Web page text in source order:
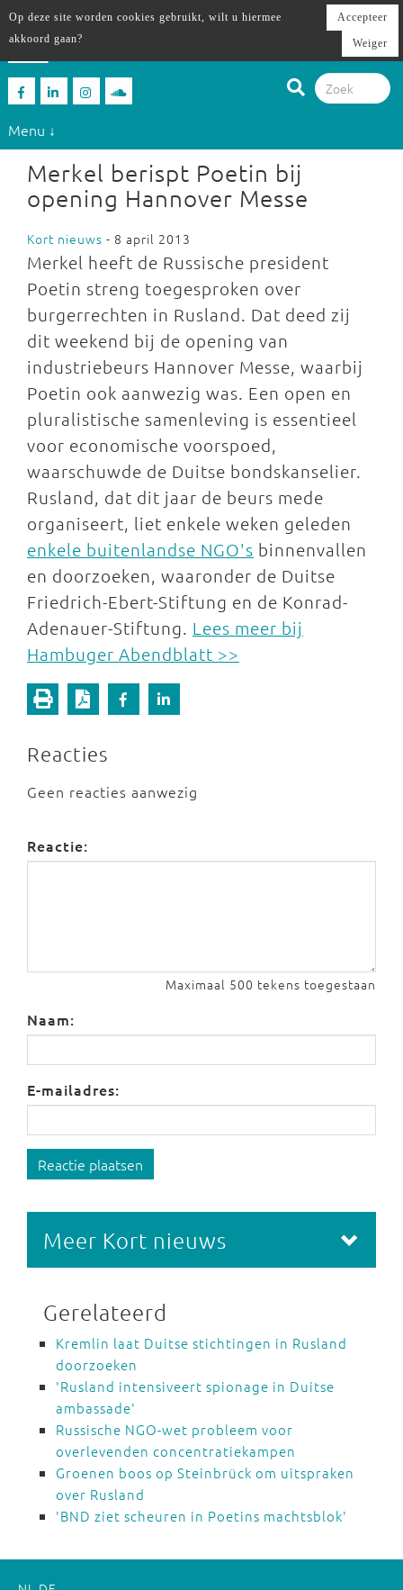
Menu ↓
Merkel berispt Poetin bij
opening Hannover Messe
Kort nieuws - 8 april 2013
Merkel heeft de Russische president
Poetin streng toegesproken over
burgerrechten in Rusland. Dat deed zij
dit weekend bij de opening van
industriebeurs Hannover Messe, waarbij
Poetin ook aanwezig was. Een open en
pluralistische samenleving is essentieel
voor economische voorspoed,
waarschuwde de Duitse bondskanselier.
Rusland, dat dit jaar de beurs mede
organiseert, liet enkele weken geleden
enkele buitenlandse NGO's binnenvallen
en doorzoeken, waaronder de Duitse
Friedrich-Ebert-Stiftung en de Konrad-
Adenauer-Stiftung. Lees meer bij
Hambuger Abendblatt >>
Reacties
Geen reacties aanwezig
Reactie:
Maximaal 500 tekens toegestaan
Naam:
E-mailadres:
Reactie plaatsen
Meer Kort nieuws
Gerelateerd
Kremlin laat Duitse stichtingen in Rusland
doorzoeken
'Rusland intensiveert spionage in Duitse
ambassade'
Russische NGO-wet probleem voor
overlevenden concentratiekampen
Groenen boos op Steinbrück om uitspraken
over Rusland
'BND ziet scheuren in Poetins machtsblok'
Op deze site worden cookies gebruikt, wilt u hiermee
akkoord gaan?
Accepteer
Weiger